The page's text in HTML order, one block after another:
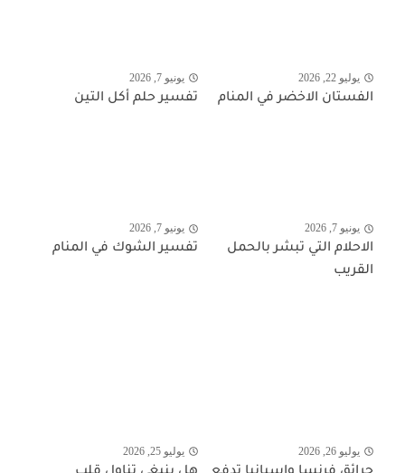
يوليو 22, 2026
الفستان الاخضر في المنام
يونيو 7, 2026
تفسير حلم أكل التين
يونيو 7, 2026
الاحلام التي تبشر بالحمل
القريب
يونيو 7, 2026
تفسير الشوك في المنام
يوليو 26, 2026 يوليو 25, 2026